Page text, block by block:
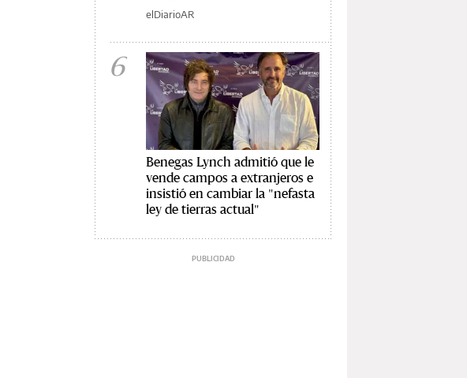
elDiarioAR
6
Benegas Lynch admitió que le
vende campos a extranjeros e
insistió en cambiar la "nefasta
ley de tierras actual"